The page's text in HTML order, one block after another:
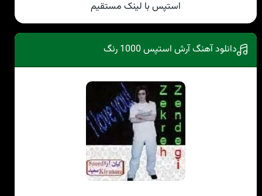
استپس با لینک مستقیم
دانلود آهنگ آرش استپس 1000 رنگ